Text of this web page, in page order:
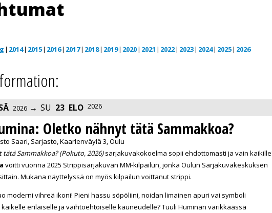
2014 2015 2016 2017 2018 2019 2020 2021 2022 2023 2024 2025 2026
2026 SU 23 ELO 2026
Oletko nähnyt tätä Sammakkoa?
Saari, Sarjasto, Kaarlenväylä 3, Oulu
Sammakkoa? (Pokuto, 2026)sarjakuvakokoelma sopii ehdottomasti ja vain kaikille!
voitti vuonna 2025 Strippisarjakuvan MM-kilpailun, jonka Oulun Sarjakuvakeskuksen
Mukana näyttelyssä on myös kilpailun voittanut strippi.
moderni vihreä ikoni! Pieni hassu söpöliini, noidan limainen apuri vai symboli
erilaiselle ja vaihtoehtoiselle kauneudelle? Tuuli Huminan värikkäässä